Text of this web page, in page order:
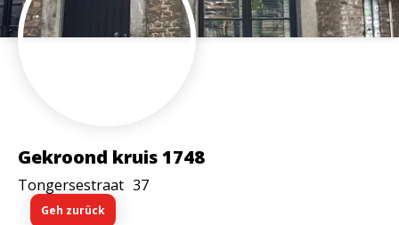
Gekroond kruis 1748
Tongersestraat 37
Geh zurück